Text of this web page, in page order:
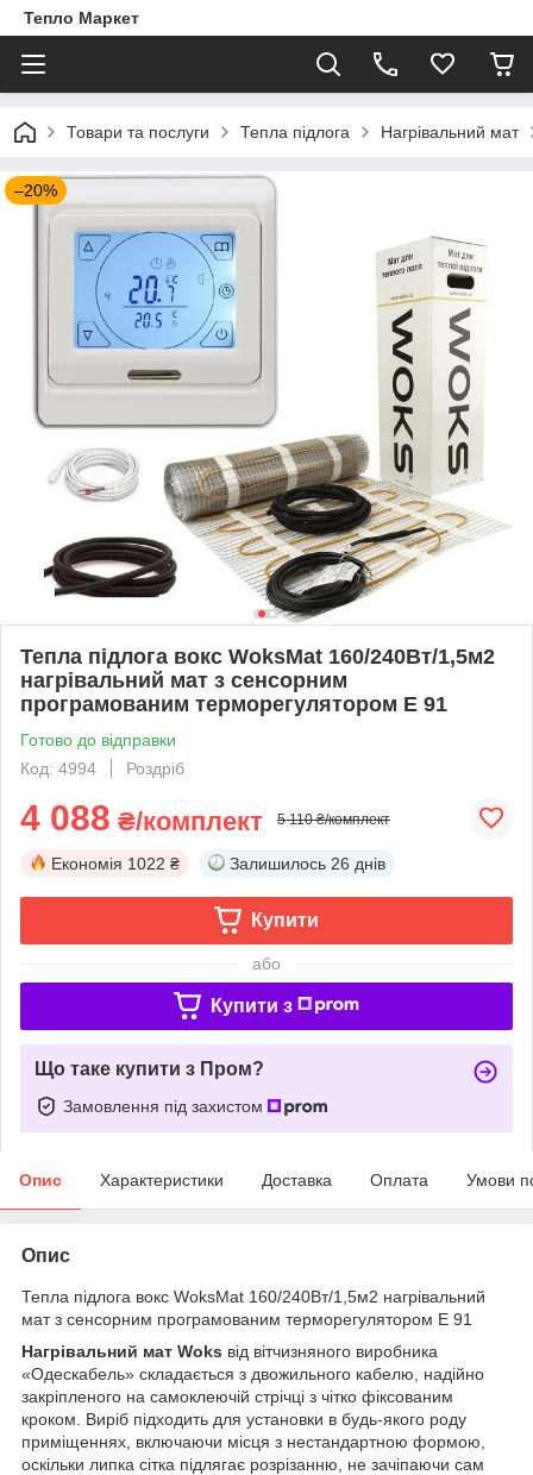
Тепло Маркет
Товари та послуги Тепла підлога Нагрівальний мат
–20%
Тепла підлога вокс WoksMat 160/240Вт/1,5м2
нагрівальний мат з сенсорним
програмованим терморегулятором E 91
Готово до відправки
Код: 4994
Роздріб
4 088 ₴/комплект 5 110 ₴/комплект
Економія 1022 ₴ Залишилось 26 днів
Купити
або
Купити з
Що таке купити з Пром?
Замовлення під захистом
Опис Характеристики Доставка Оплата Умови
Опис
Тепла підлога вокс WoksMat 160/240Вт/1,5м2 нагрівальний
мат з сенсорним програмованим терморегулятором E 91
Нагрівальний мат Woks від вітчизняного виробника
«Одескабель» складається з двожильного кабелю, надійно
закріпленого на самоклеючій стрічці з чітко фіксованим
кроком. Виріб підходить для установки в будь-якого роду
приміщеннях, включаючи місця з нестандартною формою,
оскільки липка сітка підлягає розрізанню, не зачіпаючи сам